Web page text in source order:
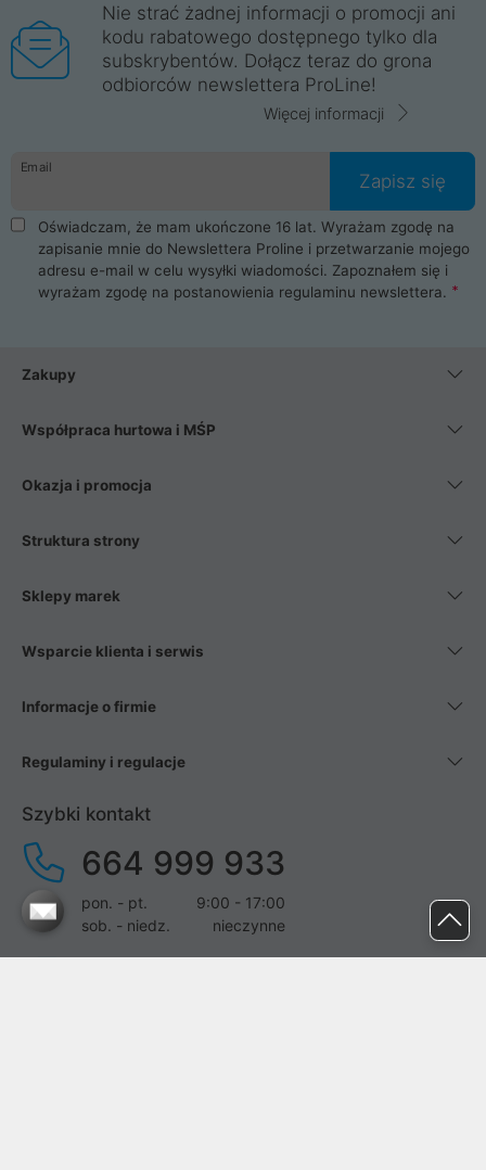
Nie strać żadnej informacji o promocji ani
kodu rabatowego dostępnego tylko dla
subskrybentów. Dołącz teraz do grona
odbiorców newslettera ProLine!
Więcej informacji
Email
Zapisz się
Oświadczam, że mam ukończone 16 lat. Wyrażam zgodę na
zapisanie mnie do Newslettera Proline i przetwarzanie mojego
adresu e-mail w celu wysyłki wiadomości. Zapoznałem się i
wyrażam zgodę na postanowienia regulaminu newslettera.
Zakupy
Współpraca hurtowa i MŚP
Okazja i promocja
Struktura strony
Sklepy marek
Wsparcie klienta i serwis
Informacje o firmie
Regulaminy i regulacje
Szybki kontakt
664 999 933
pon. - pt.
9:00 - 17:00
sob. - niedz.
nieczynne